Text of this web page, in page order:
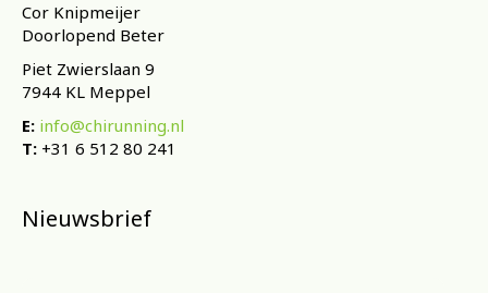
Cor Knipmeijer
Doorlopend Beter
Piet Zwierslaan 9
7944 KL Meppel
E: info@chirunning.nl
T: +31 6 512 80 241
Nieuwsbrief